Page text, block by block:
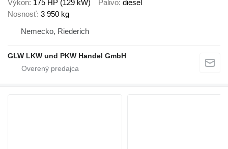
Výkon 175 HP (129 kW) Palivo diesel
Nosnosť 3 950 kg
Nemecko, Riederich
GLW LKW und PKW Handel GmbH